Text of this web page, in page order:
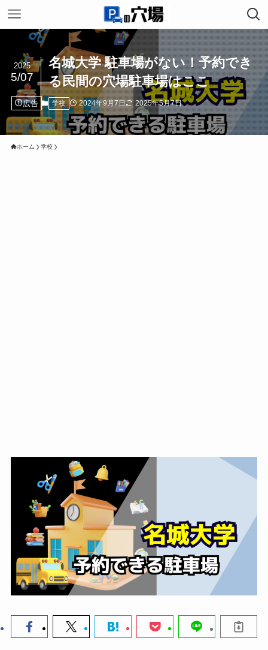
名城大学 駐車場がない！予約でき
る民間の穴場駐車場はここ
2025
5/07
広告 学校 2024年9月7日 2025年5月7日
ホーム 学校